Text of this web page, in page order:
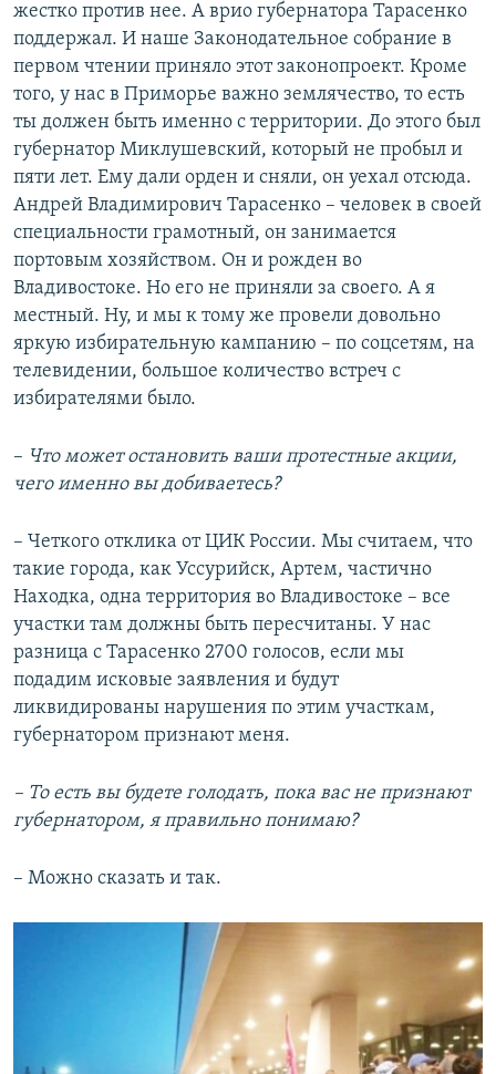
жестко против нее. А врио губернатора Тарасенко
поддержал. И наше Законодательное собрание в
первом чтении приняло этот законопроект. Кроме
того, у нас в Приморье важно землячество, то есть
ты должен быть именно с территории. До этого был
губернатор Миклушевский, который не пробыл и
пяти лет. Ему дали орден и сняли, он уехал отсюда.
Андрей Владимирович Тарасенко – человек в своей
специальности грамотный, он занимается
портовым хозяйством. Он и рожден во
Владивостоке. Но его не приняли за своего. А я
местный. Ну, и мы к тому же провели довольно
яркую избирательную кампанию – по соцсетям, на
телевидении, большое количество встреч с
избирателями было.
–​ Что может остановить ваши протестные акции,
чего именно вы добиваетесь?
– Четкого отклика от ЦИК России. Мы считаем, что
такие города, как Уссурийск, Артем, частично
Находка, одна территория во Владивостоке – все
участки там должны быть пересчитаны. У нас
разница с Тарасенко 2700 голосов, если мы
подадим исковые заявления и будут
ликвидированы нарушения по этим участкам,
губернатором признают меня.
– То есть вы будете голодать, пока вас не признают
губернатором, я правильно понимаю?
– Можно сказать и так.